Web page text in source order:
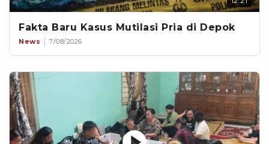
Fakta Baru Kasus Mutilasi Pria di Depok
News 7/08/2026